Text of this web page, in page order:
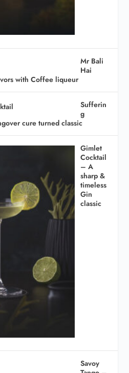
Mr Bali
Hai
with Coffee liqueur
Sufferin
g
cure turned classic
Gimlet
Cocktail
– A
sharp &
timeless
Gin
classic
Savoy